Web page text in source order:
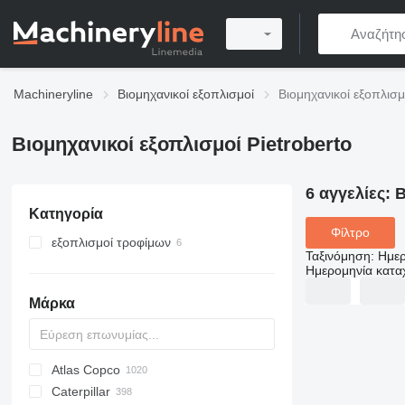
Machineryline Βιομηχανικοί εξοπλισμοί Βιομηχανικοί
Βιομηχανικοί εξοπλισμοί Pietroberto
Κατηγορία
εξοπλισμοί τροφίμων
πλαστικές μηχανές ζύμης
Μάρκα
PDS
APD
AB
Ensis
Pega
VZ
AG3
Atlas Copco
DrillAir
QAS
PDP
E-series
B-series
BM
GFS
VT
Rover
533
Airpure
BySprint Fiber
CK
SR
Caterpillar
6 αγγελίες:
Φίλτρο
Ταξινόμηση:
Ημερομηνία